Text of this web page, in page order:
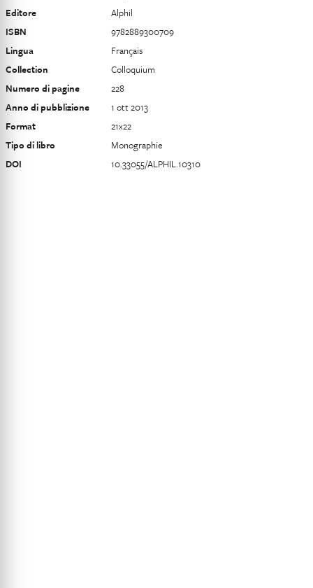
Editore
Alphil
ISBN
9782889300709
Lingua
Français
Collection
Colloquium
Numero di pagine
228
Anno di pubblizione
1 ott 2013
Format
21x22
Tipo di libro
Monographie
DOI
10.33055/ALPHIL.10310